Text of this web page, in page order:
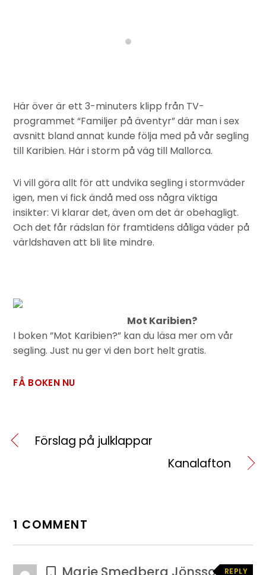
Här över är ett 3-minuters klipp från TV-
programmet “Familjer på äventyr” där man i sex
avsnitt bland annat kunde följa med på vår segling
till Karibien. Här i storm på väg till Mallorca.
Vi vill göra allt för att undvika segling i stormväder
igen, men vi fick ändå med oss några viktiga
insikter: Vi klarar det, även om det är obehagligt.
Och det får rädslan för framtidens dåliga väder på
världshaven att bli lite mindre.
Mot Karibien?
I boken ”Mot Karibien?” kan du läsa mer om vår
segling. Just nu ger vi den bort helt gratis.
FÅ BOKEN NU
Förslag på julklappar
Kanalafton
1 COMMENT
Marie Smedberg Jönsson REPLY